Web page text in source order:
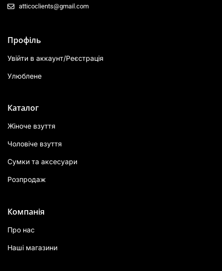
atticoclients@gmail.com
Профіль
Увійти в аккаунт/Реєстрація
Улюблене
Каталог
Жіноче взуття
Чоловіче взуття
Сумки та аксесуари
Розпродаж
Компанія
Про нас
Наші магазини